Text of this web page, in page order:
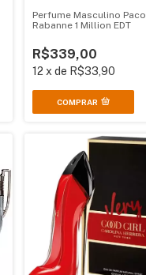
Perfume Masculino Paco
Rabanne 1 Million EDT
R$339,00
12 xde R$33,90
COMPRAR